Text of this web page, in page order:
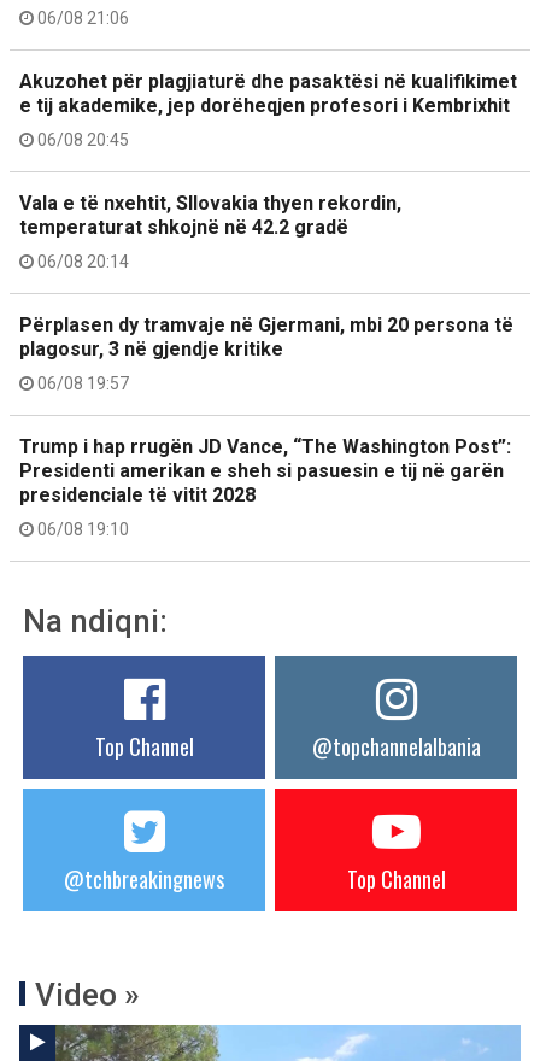
06/08 21:06
Akuzohet për plagjiaturë dhe pasaktësi në kualifikimet
e tij akademike, jep dorëheqjen profesori i Kembrixhit
06/08 20:45
Vala e të nxehtit, Sllovakia thyen rekordin,
temperaturat shkojnë në 42.2 gradë
06/08 20:14
Përplasen dy tramvaje në Gjermani, mbi 20 persona të
plagosur, 3 në gjendje kritike
06/08 19:57
Trump i hap rrugën JD Vance, “The Washington Post”:
Presidenti amerikan e sheh si pasuesin e tij në garën
presidenciale të vitit 2028
06/08 19:10
Na ndiqni:
Top Channel @topchannelalbania
@tchbreakingnews Top Channel
Video »